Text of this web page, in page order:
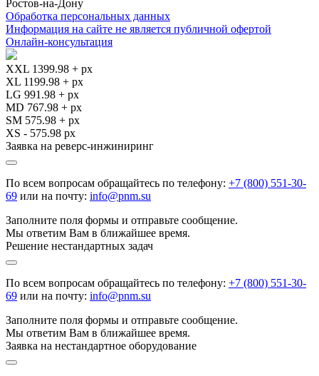
Ростов-на-Дону
Обработка персональных данных
Информация на сайте не является публичной офертой
Онлайн-консультация
XXL 1399.98 + px
XL 1199.98 + px
LG 991.98 + px
MD 767.98 + px
SM 575.98 + px
XS - 575.98 px
Заявка на реверс-инжиниринг
По всем вопросам обращайтесь по телефону: +7 (800) 551-30-
69 или на почту: info@pnm.su
Заполните поля формы и отправьте сообщение.
Мы ответим Вам в ближайшее время.
Решение нестандартных задач
По всем вопросам обращайтесь по телефону: +7 (800) 551-30-
69 или на почту: info@pnm.su
Заполните поля формы и отправьте сообщение.
Мы ответим Вам в ближайшее время.
Заявка на нестандартное оборудование